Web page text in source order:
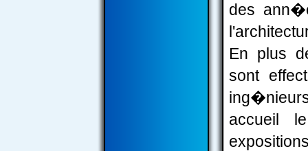
des
En plus
sont
accueil